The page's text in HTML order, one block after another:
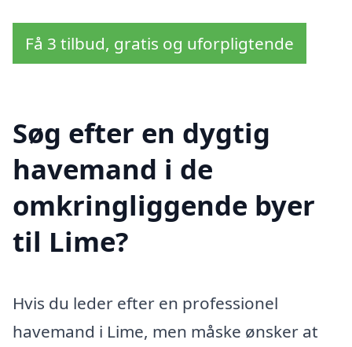
Få 3 tilbud, gratis og uforpligtende
Søg efter en dygtig
havemand i de
omkringliggende byer
til Lime?
Hvis du leder efter en professionel
havemand i Lime, men måske ønsker at